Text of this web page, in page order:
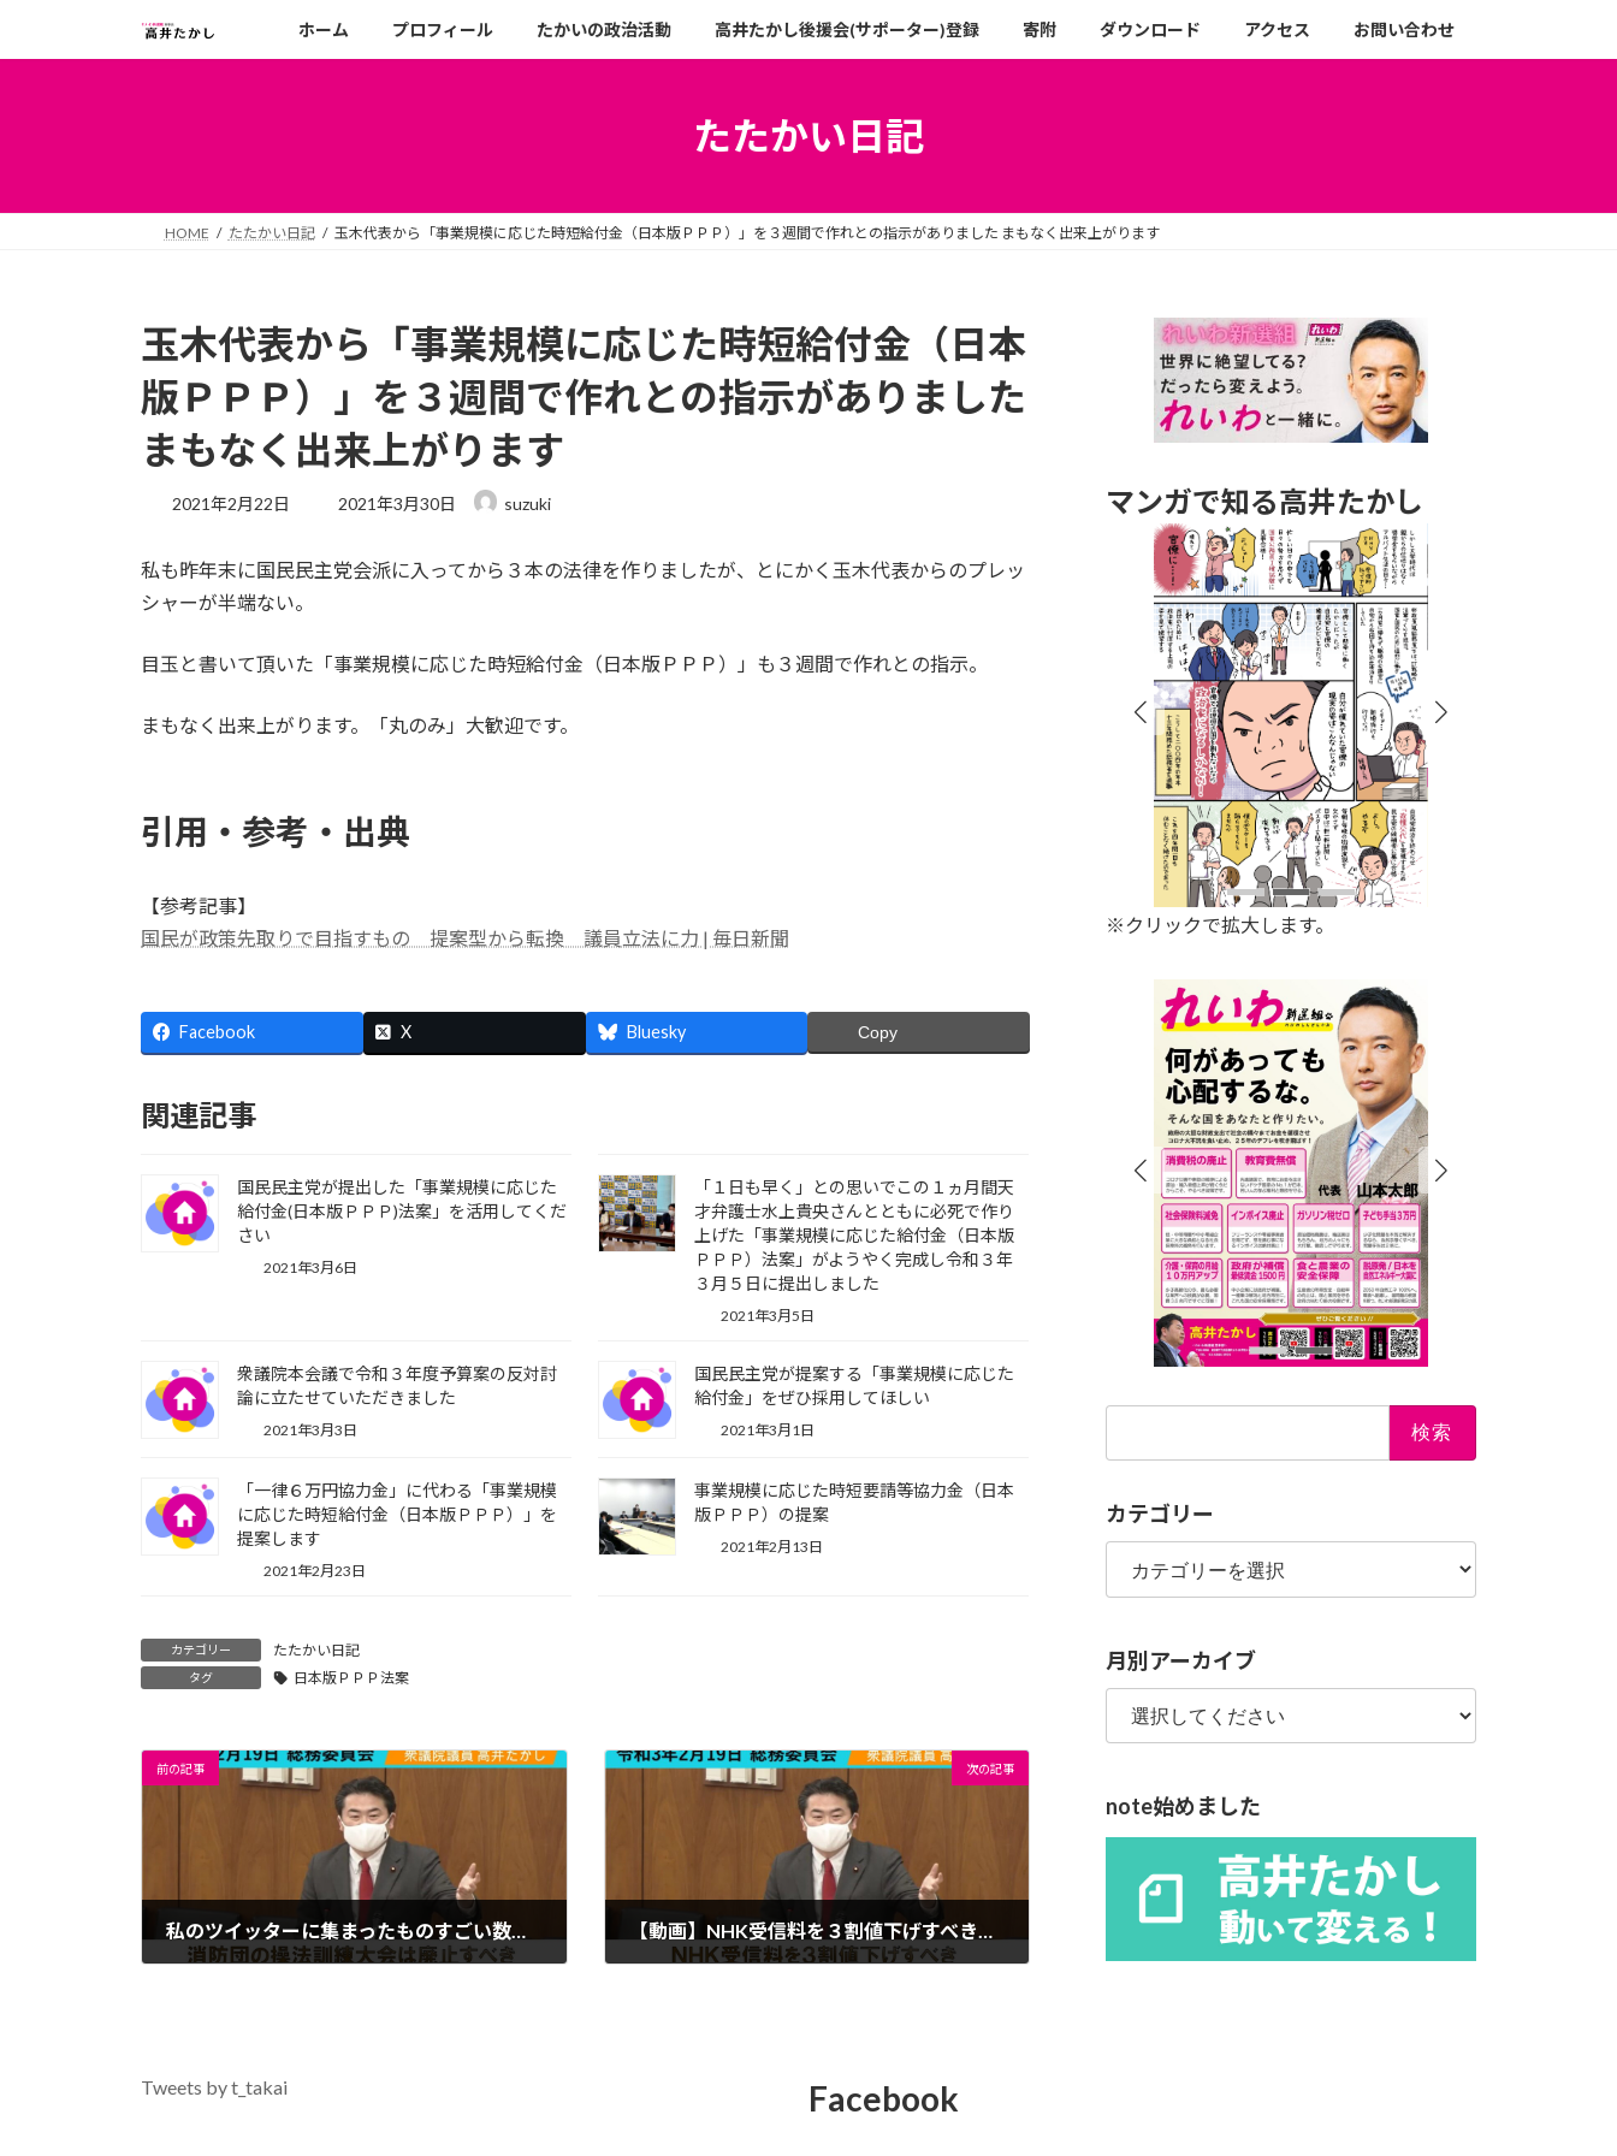
キ
に
ホーム プロフィール たかいの政治活動 高井たかし後援会(サポーター)登録 寄附 ダウンロード アクセス お問い合わせ
たたかい日記
HOME たたかい日記 玉木代表から「事業規模に応じた時短給付金（日本版ＰＰＰ）」を３週間で作れとの指示がありました まもなく出来上がります
玉木代表から「事業規模に応じた時短給付金（日本
版ＰＰＰ）」を３週間で作れとの指示がありました
まもなく出来上がります
2021年2月22日
最
新
2021年3月30日 suzuki
私も昨年末に国民民主党会派に入ってから３本の法律を作りましたが、とにかく玉木代表からのプレッ
シャーが半端ない。
目玉と書いて頂いた「事業規模に応じた時短給付金（日本版ＰＰＰ）」も３週間で作れとの指示。
まもなく出来上がります。「丸のみ」大歓迎です。
引用・参考・出典
【参考記事】
国民が政策先取りで目指すもの 提案型から転換 議員立法に力 | 毎日新聞
Facebook X Bluesky Copy
関連記事
国民民主党が提出した「事業規模に応じた
給付金(日本版ＰＰＰ)法案」を活用してくだ
さい
2021年3月6日
「１日も早く」との思いでこの１ヵ月間天
才弁護士水上貴央さんとともに必死で作り
上げた「事業規模に応じた給付金（日本版
ＰＰＰ）法案」がようやく完成し令和３年
３月５日に提出しました
2021年3月5日
衆議院本会議で令和３年度予算案の反対討
論に立たせていただきました
2021年3月3日
国民民主党が提案する「事業規模に応じた
給付金」をぜひ採用してほしい
2021年3月1日
「一律６万円協力金」に代わる「事業規模
に応じた時短給付金（日本版ＰＰＰ）」を
提案します
2021年2月23日
事業規模に応じた時短要請等協力金（日本
版ＰＰＰ）の提案
2021年2月13日
カテゴリー たたかい日記
タグ 日本版ＰＰＰ法案
前の記事
私のツイッターに集まったものすごい数の「消防操法訓練大会の廃止」要望
次の記事
【動画】NHK受信料を３割値下げすべき【令和3年2月19日総務委員会】
マンガで知る高井たかし
※クリックで拡大します。
カテゴリー
カ
ゴ
ー
月別アーカイブ
note始めました
Tweets by t_takai Facebook